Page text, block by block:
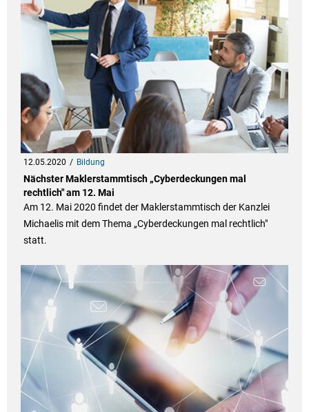
12.05.2020 Bildung
Nächster Maklerstammtisch „Cyberdeckungen mal
rechtlich" am 12. Mai
Am 12. Mai 2020 findet der Maklerstammtisch der Kanzlei
Michaelis mit dem Thema „Cyberdeckungen mal rechtlich"
statt.